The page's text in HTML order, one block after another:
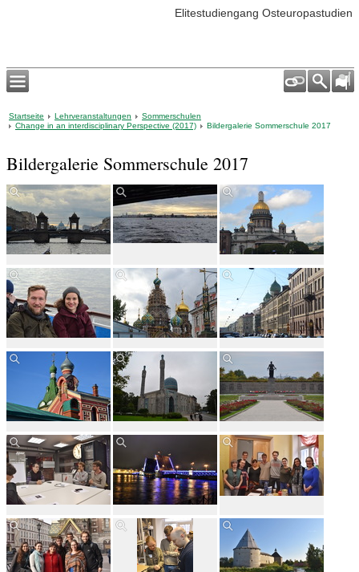
Elitestudiengang Osteuropastudien
Startseite Lehrveranstaltungen
Sommerschulen
Change in an interdisciplinary Perspective (2017)
Bildergalerie Sommerschule 2017
Bildergalerie Sommerschule 2017